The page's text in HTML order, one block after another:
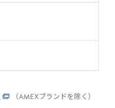
（AMEX ブランドを除く）